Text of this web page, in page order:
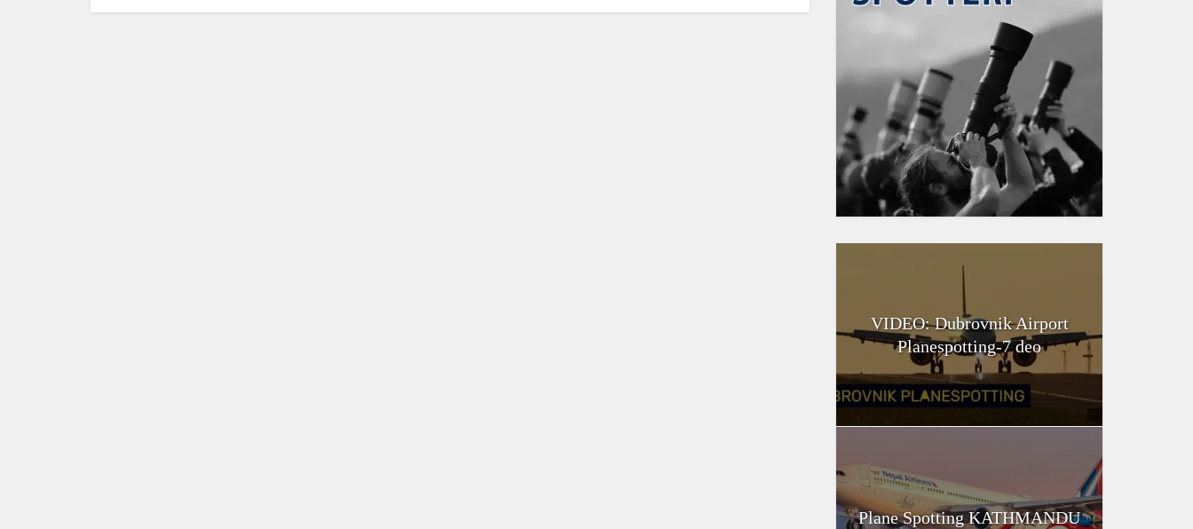
VIDEO: Dubrovnik Airport
Planespotting-7 deo
Plane Spotting KATHMANDU